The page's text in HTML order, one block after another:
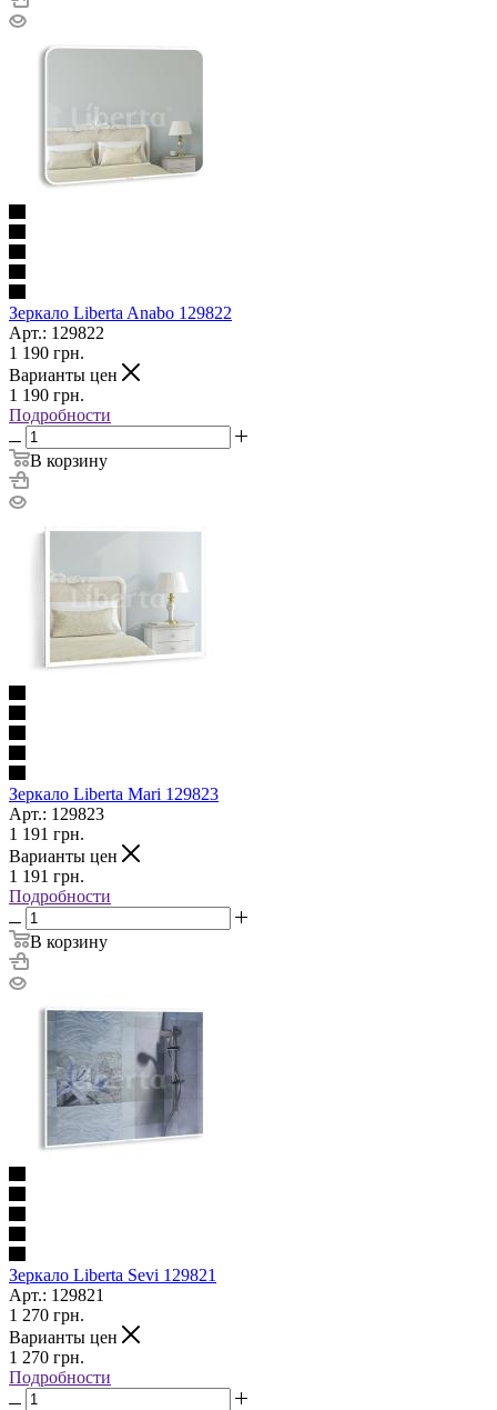
Зеркало Liberta Anabo 129822
Арт.: 129822
1 190 грн.
Варианты цен
1 190 грн.
Подробности
В корзину
Зеркало Liberta Mari 129823
Арт.: 129823
1 191 грн.
Варианты цен
1 191 грн.
Подробности
В корзину
Зеркало Liberta Sevi 129821
Арт.: 129821
1 270 грн.
Варианты цен
1 270 грн.
Подробности